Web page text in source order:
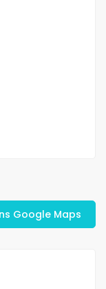
Google Maps